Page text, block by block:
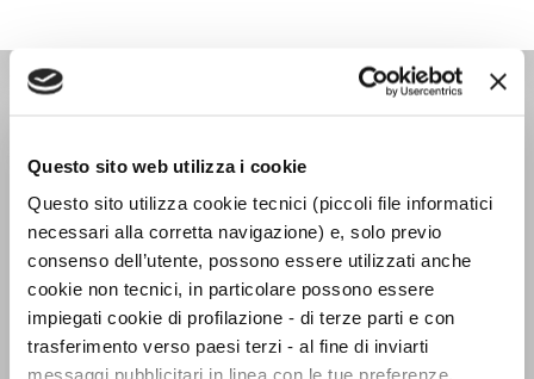
Questo sito web utilizza i cookie
Questo sito utilizza cookie tecnici (piccoli file informatici
necessari alla corretta navigazione) e, solo previo
consenso dell’utente, possono essere utilizzati anche
cookie non tecnici, in particolare possono essere
impiegati cookie di profilazione - di terze parti e con
trasferimento verso paesi terzi - al fine di inviarti
messaggi pubblicitari in linea con le tue preferenze,
NARRATORI STRANIERI